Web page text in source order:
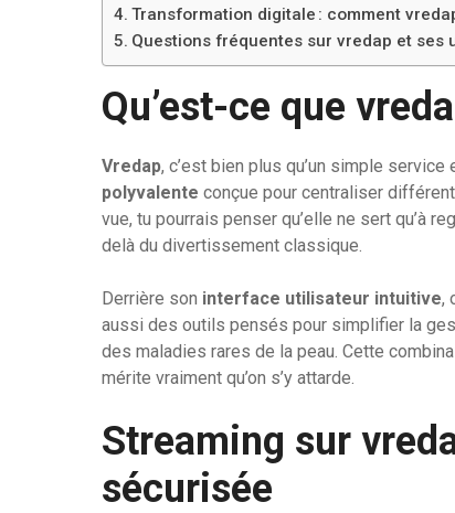
Transformation digitale : comment
Questions fréquentes sur vredap et ses
Qu’est-ce que
Vredap, c’est bien plus qu’un simple service
polyvalente conçue pour centraliser
vue, tu pourrais penser qu’elle ne sert qu’à
delà du divertissement classique.
Derrière son interface utilisateur intuitive,
aussi des outils pensés pour simplifier la
des maladies rares de la peau. Cette
mérite vraiment qu’on s’y attarde.
Streaming sur
sécurisée